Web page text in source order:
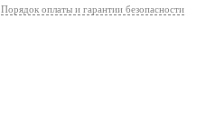
Порядок оплаты и гарантии безопасности